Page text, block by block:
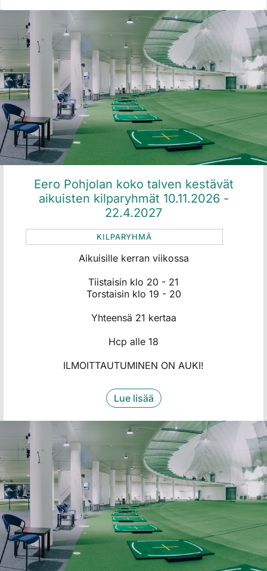
Eero Pohjolan koko talven kestävät
aikuisten kilparyhmät 10.11.2026 -
22.4.2027​​​​​​​​​​​​
KILPARYHMÄ
Aikuisille kerran viikossa
Tiistaisin klo 20 - 21
Torstaisin klo 19 - 20
​​​​​​​Yhteensä 21 kertaa
Hcp alle 18
ILMOITTAUTUMINEN ON AUKI!
Lue lisää